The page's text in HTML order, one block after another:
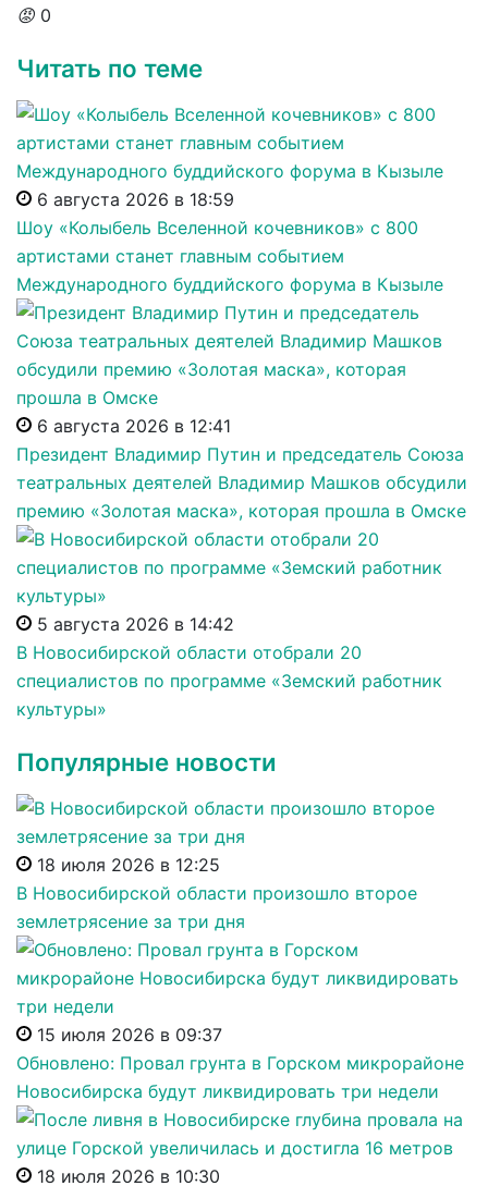
😡 0
Читать по теме
6 августа 2026 в 18:59
Шоу «Колыбель Вселенной кочевников» с 800
артистами станет главным событием
Международного буддийского форума в Кызыле
6 августа 2026 в 12:41
Президент Владимир Путин и председатель Союза
театральных деятелей Владимир Машков обсудили
премию «Золотая маска», которая прошла в Омске
5 августа 2026 в 14:42
В Новосибирской области отобрали 20
специалистов по программе «Земский работник
культуры»
Популярные новости
18 июля 2026 в 12:25
В Новосибирской области произошло второе
землетрясение за три дня
15 июля 2026 в 09:37
Обновлено: Провал грунта в Горском микрорайоне
Новосибирска будут ликвидировать три недели
18 июля 2026 в 10:30